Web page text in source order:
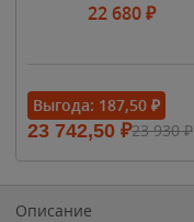
22 680₽
Выгода: 187,50 ₽
23 742,50 ₽23 930₽
Описание